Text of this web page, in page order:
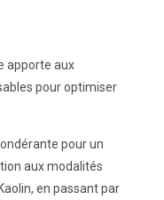
apporte aux
pour optimiser
pour un
aux modalités
en passant par